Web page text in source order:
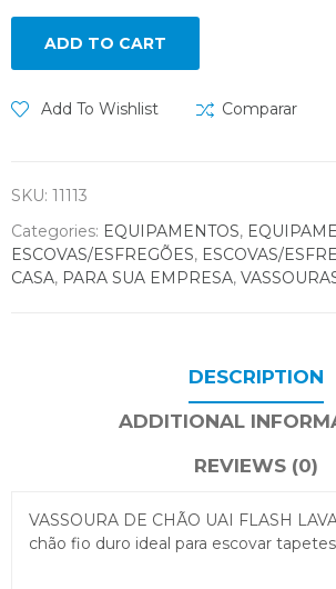
ADD TO CART
Add To Wishlist Comparar
SKU: 11113
Categories: EQUIPAMENTOS,
ESCOVAS/ESFREGÕES, ESCOVAS/
CASA, PARA SUA EMPRESA,
DESCRIPTION
ADDITIONAL
REVIEWS (0)
VASSOURA DE CHÃO UAI FLASH
chão fio duro ideal para escovar